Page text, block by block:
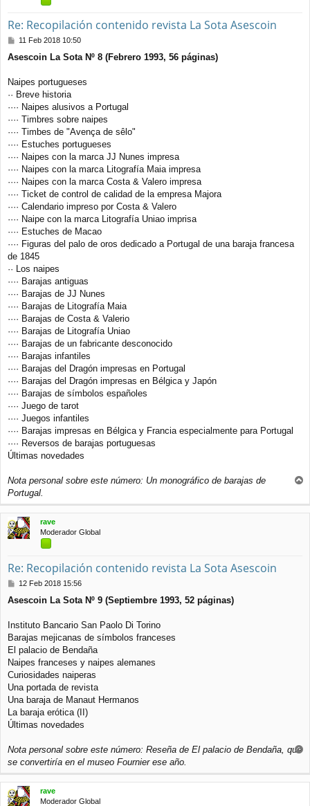
Re: Recopilación contenido revista La Sota Asescoin
M
n
a
j
11 Feb 2018 10:50
Asescoin La Sota Nº 8 (Febrero 1993, 56 páginas)
Naipes portugueses
·· Breve historia
···· Naipes alusivos a Portugal
···· Timbres sobre naipes
···· Timbes de "Avença de sêlo"
···· Estuches portugueses
···· Naipes con la marca JJ Nunes impresa
···· Naipes con la marca Litografía Maia impresa
···· Naipes con la marca Costa & Valero impresa
···· Ticket de control de calidad de la empresa Majora
···· Calendario impreso por Costa & Valero
···· Naipe con la marca Litografía Uniao imprisa
···· Estuches de Macao
···· Figuras del palo de oros dedicado a Portugal de una baraja francesa
de 1845
·· Los naipes
···· Barajas antiguas
···· Barajas de JJ Nunes
···· Barajas de Litografía Maia
···· Barajas de Costa & Valerio
···· Barajas de Litografía Uniao
···· Barajas de un fabricante desconocido
···· Barajas infantiles
···· Barajas del Dragón impresas en Portugal
···· Barajas del Dragón impresas en Bélgica y Japón
···· Barajas de símbolos españoles
···· Juego de tarot
···· Juegos infantiles
···· Barajas impresas en Bélgica y Francia especialmente para Portugal
···· Reversos de barajas portuguesas
Últimas novedades
Nota personal sobre este número: Un monográfico de barajas de
Portugal.
r
i
rave
Moderador Global
Re: Recopilación contenido revista La Sota Asescoin
M
n
a
j
12 Feb 2018 15:56
Asescoin La Sota Nº 9 (Septiembre 1993, 52 páginas)
Instituto Bancario San Paolo Di Torino
Barajas mejicanas de símbolos franceses
El palacio de Bendaña
Naipes franceses y naipes alemanes
Curiosidades naiperas
Una portada de revista
Una baraja de Manaut Hermanos
La baraja erótica (II)
Últimas novedades
Nota personal sobre este número: Reseña de El palacio de Bendaña, que
se convertiría en el museo Fournier ese año.
i
rave
Moderador Global